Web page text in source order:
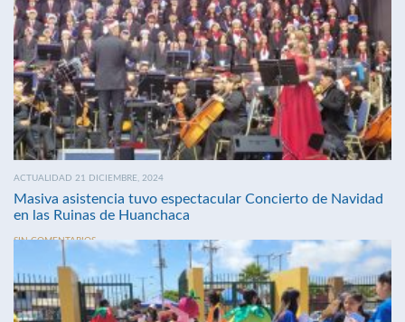
ACTUALIDAD 21 DICIEMBRE, 2024
Masiva asistencia tuvo espectacular Concierto de Navidad
en las Ruinas de Huanchaca
SIN COMENTARIOS